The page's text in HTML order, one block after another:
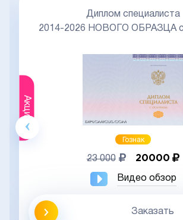
Акция
Диплом специалиста
2014-2026 НОВОГО ОБРАЗЦА с
Гознак
23 000 20000
Видео обзор
Заказать